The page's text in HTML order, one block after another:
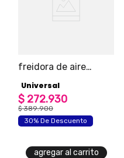
freidora de aire
con capacidad de
4.8l, ventana para
visualización
Universal
$ 272.930
$ 389.900
30% De Descuento
agregar al carrito